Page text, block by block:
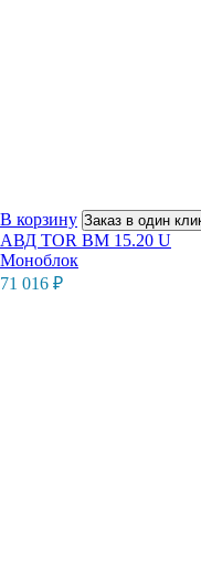
В корзину Заказ в один
АВД TOR BM 15.20 U
Моноблок
71 016 ₽